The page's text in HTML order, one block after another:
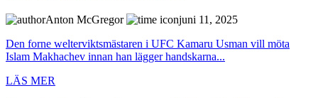
Anton McGregor
juni 11, 2025
Den forne welterviktsmästaren i UFC Kamaru Usman vill möta
Islam Makhachev innan han lägger handskarna...
LÄS MER